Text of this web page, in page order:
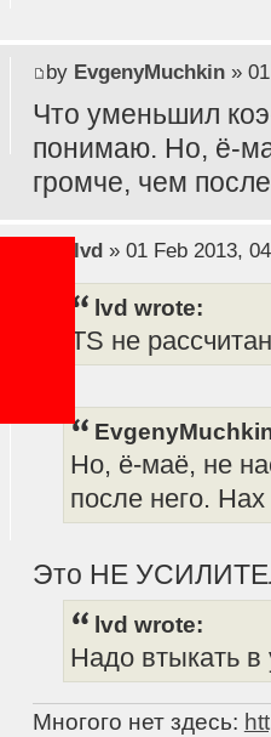
by EvgenyMuchkin» 01
Что уменьшил
понимаю. Но, ё-
громче, чем
lvd» 01 Feb 2013,
lvd wrote:
TS не
Но, ё-маё, не
после него.
Это НЕ
lvd wrote:
Надо втыкать в
Многого нет здесь: